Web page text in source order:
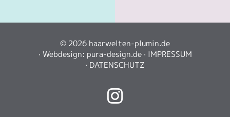
© 2026 haarwelten-plumin.de
· Webdesign: pura-design.de · IMPRESSUM
· DATENSCHUTZ
Instagram